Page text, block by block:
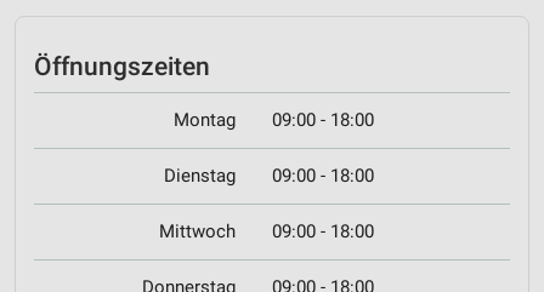
Öffnungszeiten
Montag 09:00 - 18:00
Dienstag 09:00 - 18:00
Mittwoch 09:00 - 18:00
Donnerstag 09:00 - 18:00